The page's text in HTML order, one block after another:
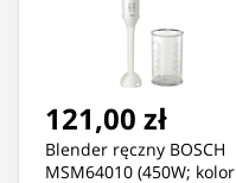
121,00 zł
Blender ręczny BOSCH
MSM64010 (450W; kolor